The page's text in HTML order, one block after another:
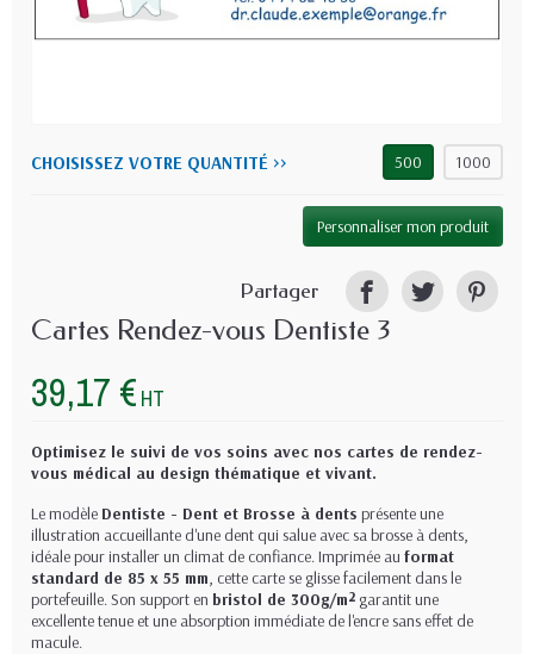
CHOISISSEZ VOTRE QUANTITÉ >> 500 1000
Personnaliser mon produit
Partager
Cartes Rendez-vous Dentiste 3
39,17 € HT
Optimisez le suivi de vos soins avec nos cartes de rendez-
vous médical au design thématique et vivant.
Le modèle Dentiste - Dent et Brosse à dents présente une
illustration accueillante d'une dent qui salue avec sa brosse à dents,
idéale pour installer un climat de confiance. Imprimée au format
standard de 85 x 55 mm, cette carte se glisse facilement dans le
portefeuille. Son support en bristol de 300g/m² garantit une
excellente tenue et une absorption immédiate de l'encre sans effet de
macule.